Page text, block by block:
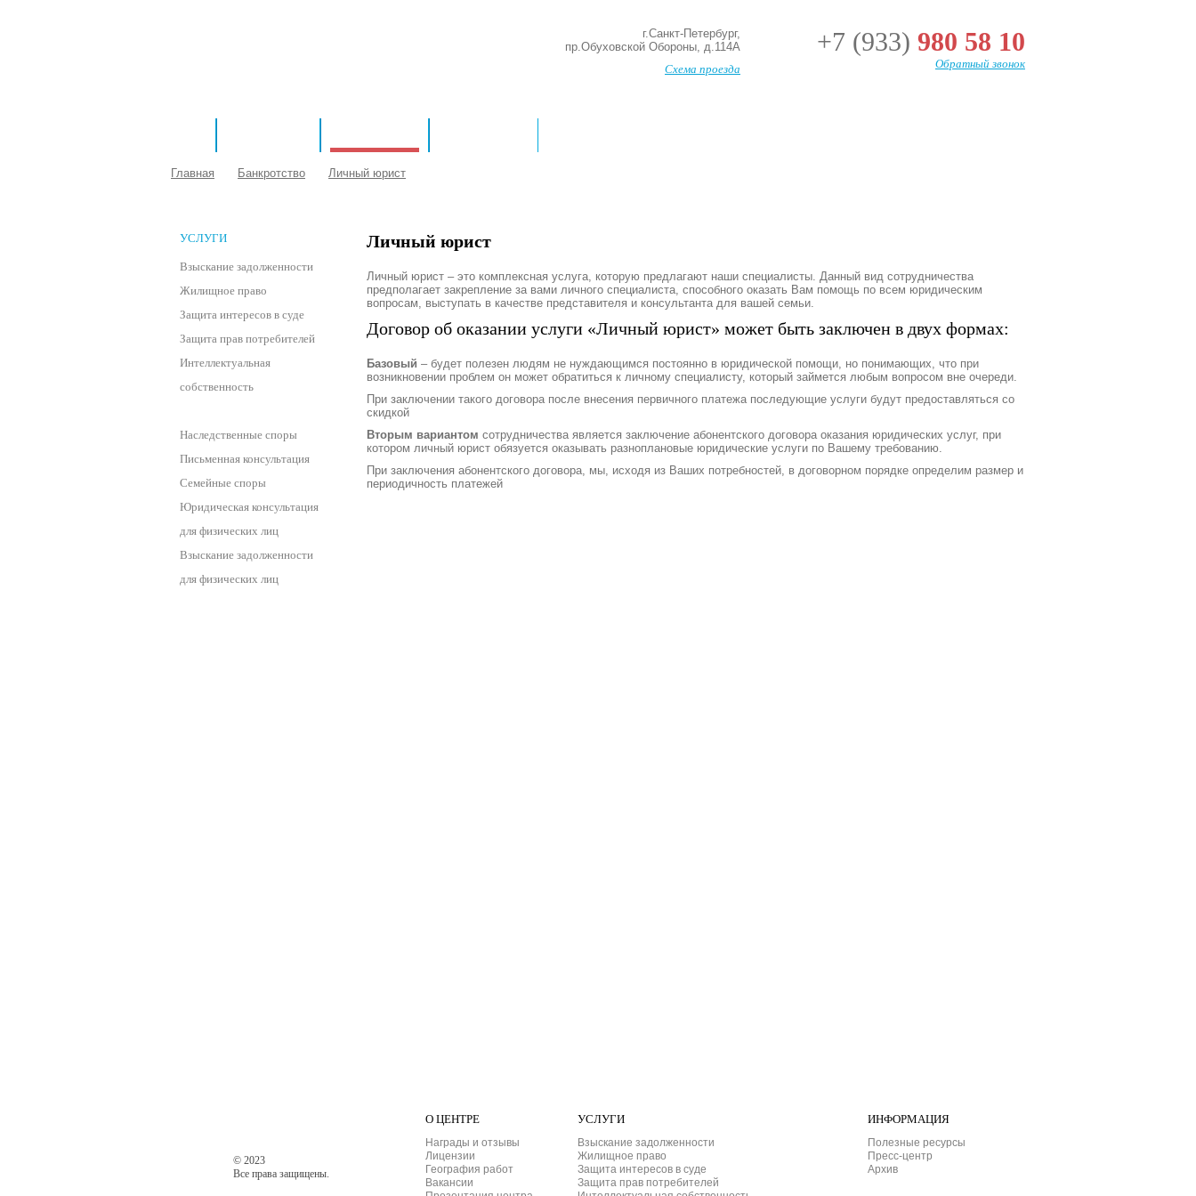
г.Санкт-Петербург,
пр.Обуховской Обороны, д.114А
Схема проезда
+7 (933) 980 58 10
Обратный звонок
Главная Банкротство Личный юрист
УСЛУГИ
Взыскание задолженности
Жилищное право
Защита интересов в суде
Защита прав потребителей
Интеллектуальная
собственность
Наследственные споры
Письменная консультация
Семейные споры
Юридическая консультация
для физических лиц
Взыскание задолженности
для физических лиц
Личный юрист
Личный юрист – это комплексная услуга, которую предлагают наши специалисты. Данный вид сотрудничества
предполагает закрепление за вами личного специалиста, способного оказать Вам помощь по всем юридическим
вопросам, выступать в качестве представителя и консультанта для вашей семьи.
Договор об оказании услуги «Личный юрист» может быть заключен в двух формах:
Базовый – будет полезен людям не нуждающимся постоянно в юридической помощи, но понимающих, что при
возникновении проблем он может обратиться к личному специалисту, который займется любым вопросом вне очереди.
При заключении такого договора после внесения первичного платежа последующие услуги будут предоставляться со
скидкой
Вторым вариантом сотрудничества является заключение абонентского договора оказания юридических услуг, при
котором личный юрист обязуется оказывать разноплановые юридические услуги по Вашему требованию.
При заключения абонентского договора, мы, исходя из Ваших потребностей, в договорном порядке определим размер и
периодичность платежей
© 2023
Все права защищены.
О ЦЕНТРЕ
Награды и отзывы
Лицензии
География работ
Вакансии
УСЛУГИ
Взыскание задолженности
Жилищное право
Защита интересов в суде
Защита прав потребителей
ИНФОРМАЦИЯ
Полезные ресурсы
Пресс-центр
Архив